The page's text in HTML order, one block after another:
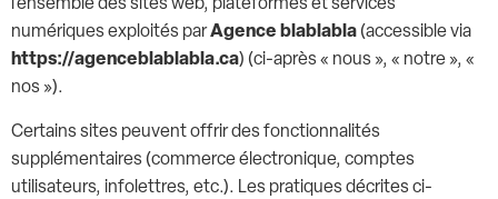
numériques exploités parAgence blablabla(accessible via
https://agenceblablabla.ca) (ci-après « nous », « notre », «
nos »).
Certains sites peuvent offrir des fonctionnalités
supplémentaires (commerce électronique, comptes
utilisateurs, infolettres, etc.). Les pratiques décrites ci-